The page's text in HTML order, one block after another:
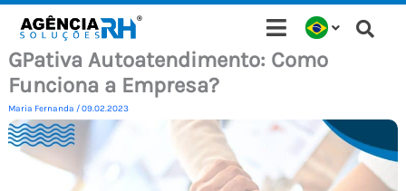
para
conteúdo
GPativa Autoatendimento: Como
Funciona a Empresa?
Maria Fernanda /09.02.2023